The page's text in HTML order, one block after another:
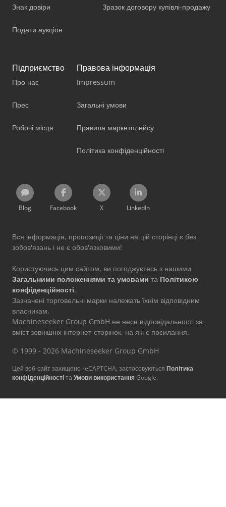
Знак довіри
Подати аукціон
Зразок договору купівлі-продажу
Підприємство
Про нас
Прес
Робочі місця
Правова інформація
Impressum
Загальні умови
Правила маркетплейсу
Політика конфіденційності
Blog Facebook X LinkedIn
Вся інформація, пропозиції та ціни на цій сторінці є без
зобов'язань і не є обов'язковими!
Користуючись цим сайтом, ви погоджуєтесь з нашими
Загальними положеннями та умовами та Політикою
конфіденційності.
Зазначені торговельні марки належать їхнім відповідним
власникам.
Machineseeker Group GmbH не несе відповідальності за
вміст зовнішніх інтернет-сторінок, на які є посилання.
© 1999 - 2026 Machineseeker Group GmbH
Цей веб-сайт захищено reCAPTCHA; застосовуються Політика
конфіденційностітаУмови використанняGoogle.